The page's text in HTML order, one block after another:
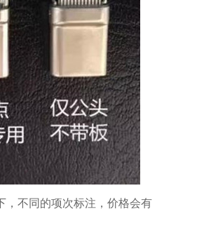
，不同的项次标注，价格会有